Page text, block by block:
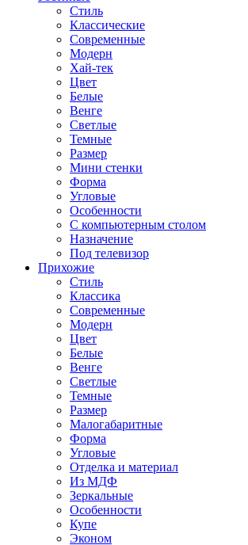
Стиль
Классические
Современные
Модерн
Хай-тек
Цвет
Белые
Венге
Светлые
Темные
Размер
Мини стенки
Форма
Угловые
Особенности
С компьютерным столом
Назначение
Под телевизор
Прихожие
Стиль
Классика
Современные
Модерн
Цвет
Белые
Венге
Светлые
Темные
Размер
Малогабаритные
Форма
Угловые
Отделка и материал
Из МДФ
Зеркальные
Особенности
Купе
Эконом